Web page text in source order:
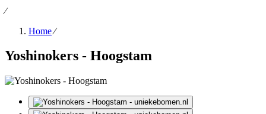
⁄
Home ⁄
Yoshinokers - Hoogstam